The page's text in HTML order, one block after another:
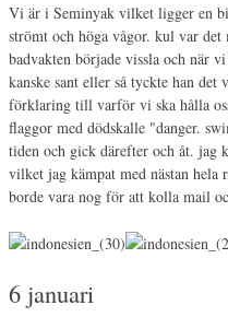
Vi är i Seminyak vilket ligger en
strömt och höga vågor. kul var
badvakten började vissla och när
kanske sant eller så tyckte han
förklaring till varför vi ska hålla
flaggor med dödskalle "danger.
tiden och gick därefter och åt.
vilket jag kämpat med nästan
borde vara nog för att kolla mail
6 januari